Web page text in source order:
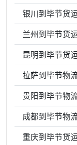
银川到毕节货
兰州到毕节货
昆明到毕节货
拉萨到毕节物
贵阳到毕节物
成都到毕节物
重庆到毕节货